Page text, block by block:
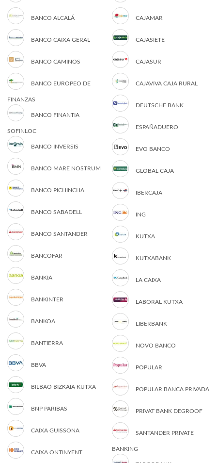
BANCO ALCALÁ
BANCO CAIXA GERAL
BANCO CAMINOS
BANCO EUROPEO DE
FINANZAS
BANCO FINANTIA
SOFINLOC
BANCO INVERSIS
BANCO MARE NOSTRUM
BANCO PICHINCHA
BANCO SABADELL
BANCO SANTANDER
BANCOFAR
BANKIA
BANKINTER
BANKOA
BANTIERRA
BBVA
BILBAO BIZKAIA KUTXA
BNP PARIBAS
CAIXA GUISSONA
CAIXA ONTINYENT
CAJAMAR
CAJASIETE
CAJASUR
CAJAVIVA CAJA RURAL
DEUTSCHE BANK
ESPAÑADUERO
EVO BANCO
GLOBAL CAJA
IBERCAJA
ING
KUTXA
KUTXABANK
LA CAIXA
LABORAL KUTXA
LIBERBANK
NOVO BANCO
POPULAR
POPULAR BANCA PRIVADA
PRIVAT BANK DEGROOF
SANTANDER PRIVATE
BANKING